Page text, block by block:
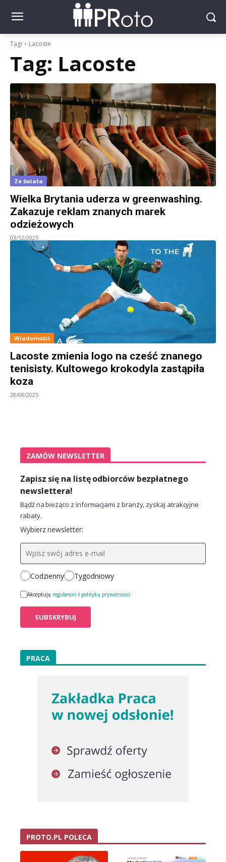
Tagi Lacoste
Tag: Lacoste
Ze świata
Wielka Brytania uderza w greenwashing.
Zakazuje reklam znanych marek
odzieżowych
03/12/2025
Wiadomości
Lacoste zmienia logo na cześć znanego
tenisisty. Kultowego krokodyla zastąpiła
koza
28/08/2025
ZAMÓW NEWSLETTER
Zapisz się na listę odbiorców bezpłatnego
newslettera!
Bądź na bieżąco z informacjami z branży, zyskaj atrakcyjne
rabaty.
Wybierz newsletter:
Codzienny Tygodniowy
Akceptuję regulamin i politykę prywatności
PRACA
PROTO.PL POLECA